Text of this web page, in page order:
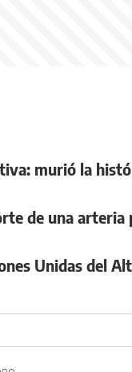
murió la
de una
Unidas del